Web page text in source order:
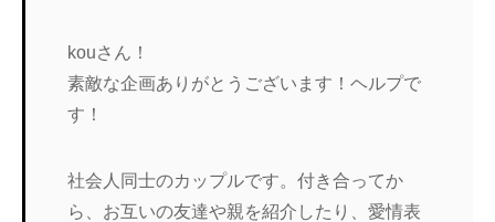
kouさん！
素敵な企画ありがとうございます！ヘルプで
す！
社会人同士のカップルです。付き合ってか
ら、お互いの友達や親を紹介したり、愛情表